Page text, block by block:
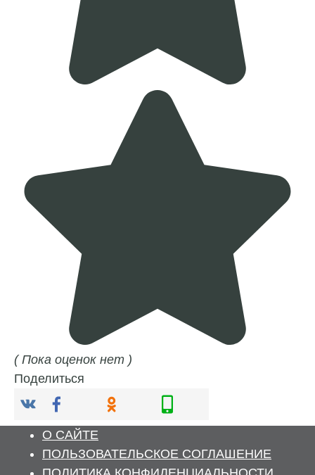
( Пока оценок нет )
Поделиться
О САЙТЕ
ПОЛЬЗОВАТЕЛЬСКОЕ СОГЛАШЕНИЕ